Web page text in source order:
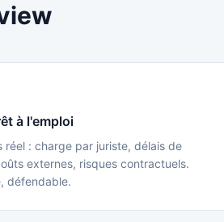
à l'emploi
: charge par juriste, délais de
externes, risques contractuels.
défendable.